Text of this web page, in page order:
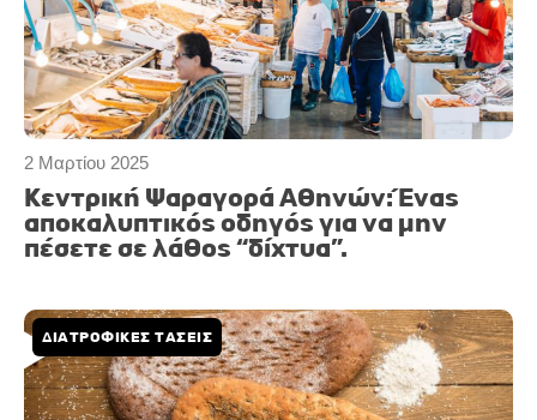
2 Μαρτίου 2025
Κεντρική Ψαραγορά Αθηνών: Ένας
αποκαλυπτικός οδηγός για να μην
πέσετε σε λάθος “δίχτυα”.
ΔΙΑΤΡΟΦΙΚΕΣ ΤΑΣΕΙΣ